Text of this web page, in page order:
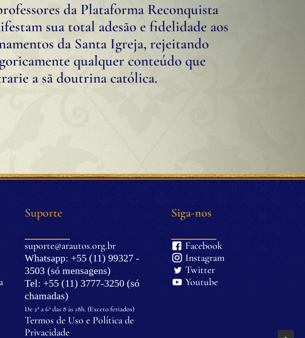
da Plataforma Reconquista
sua total adesão e fidelidade aos
da Santa Igreja, rejeitando
qualquer conteúdo que
a sã doutrina católica.
Suporte
suporte@arautos.org.br
Whatsapp: +55 (11) 99327 -
3503 (só mensagens)
Tel: +55 (11) 3777-3250 (só
chamadas)
De 2ª a 6ª das 8 às 18h. (Exceto feriados)
Termos de Uso e Política de
Privacidade
Siga-nos
Facebook
Instagram
Twitter
Youtube